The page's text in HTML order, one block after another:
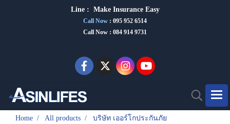
Line : Make Insurance Easy
Call Now : 095 952 6514
Call Now : 084 914 9731
Home All products
บริษัท เออร์โกประกันภัย